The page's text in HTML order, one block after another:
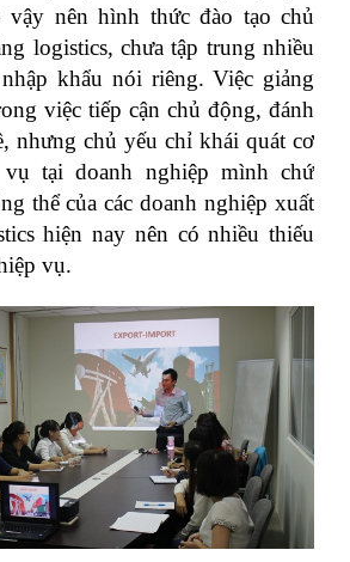
vậy nên hình thức đào tạo chủ
logistics, chưa tập trung nhiều
khẩu nói riêng. Việc giảng
việc tiếp cận chủ động, đánh
nhưng chủ yếu chỉ khái quát cơ
tại doanh nghiệp mình chứ
thể của các doanh nghiệp xuất
hiện nay nên có nhiều thiếu
vụ.